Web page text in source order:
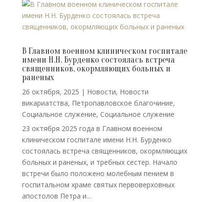
В Главном военном клиническом госпитале
имени Н.Н. Бурденко состоялась встреча
священников, окормляющих больных и
раненых
26 октября, 2025 | Новости, Новости
викариатства, Петропавловское благочиние,
Социальное служение, Социальное служение
23 октября 2025 года в Главном военном
клиническом госпитале имени Н.Н. Бурденко
состоялась встреча священников, окормляющих
больных и раненых, и требных сестер. Начало
встречи было положено молебным пением в
госпитальном храме святых первоверховных
апостолов Петра и...